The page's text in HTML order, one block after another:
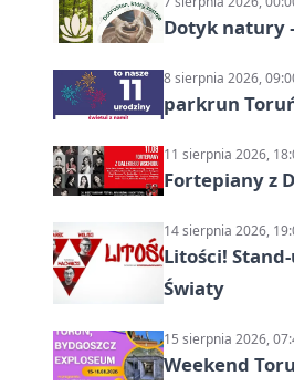
Dotyk natury
8 sierpnia 2026,
parkrun
11 sierpnia 2026,
Fortepiany z
14 sierpnia 2026,
Litości!
Światy
15 sierpnia 2026,
Weekend